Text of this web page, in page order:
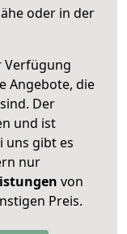
oder in der
Verfügung
Angebote, die
Der
und ist
uns gibt es
nur
von
Preis.